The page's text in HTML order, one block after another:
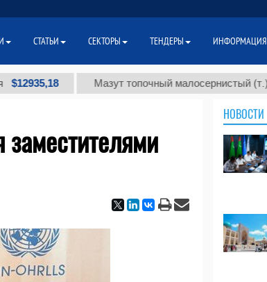
Мазут топочный малосернистый (т.) $300
НОВОСТИ
СТАТЬИ СЕКТОРЫ ТЕНДЕРЫ ИНФОРМАЦИЯ